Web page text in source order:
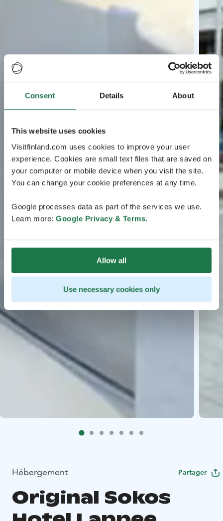
Consent Details About
This website uses cookies
Visitfinland.com uses cookies to improve your user
experience. Cookies are small text files that are saved on
your computer or mobile device when you visit the site.
You can change your cookie preferences at any time.
Google processes data as part of the services we use.
Learn more: Google Privacy & Terms.
Allow all
Use necessary cookies only
Hébergement Partager
Original Sokos